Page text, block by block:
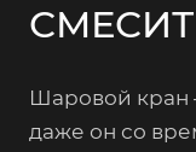
Шаровой кран
даже он со